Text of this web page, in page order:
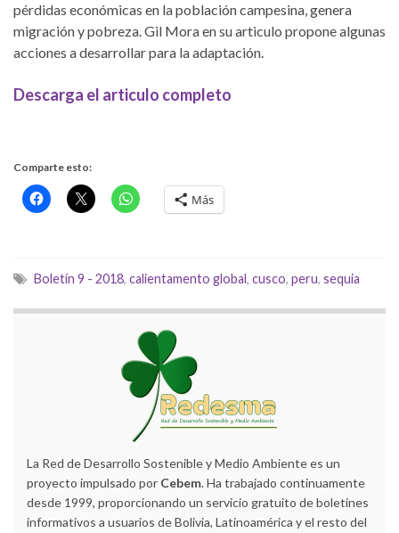
pérdidas económicas en la población campesina, genera
migración y pobreza. Gil Mora en su articulo propone algunas
acciones a desarrollar para la adaptación.
Descarga el articulo completo
Comparte esto:
Más
Boletín 9 - 2018, calientamento global, cusco, peru, sequia
La Red de Desarrollo Sostenible y Medio Ambiente es un
proyecto impulsado por Cebem. Ha trabajado continuamente
desde 1999, proporcionando un servicio gratuito de boletines
informativos a usuarios de Bolivia, Latinoamérica y el resto del